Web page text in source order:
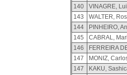
140
VINAGRE,
143
WALTER,
144
PINHEIRO,
145
CABRAL,
146
FERREIRA
147
MONIZ,
147
KAKU,